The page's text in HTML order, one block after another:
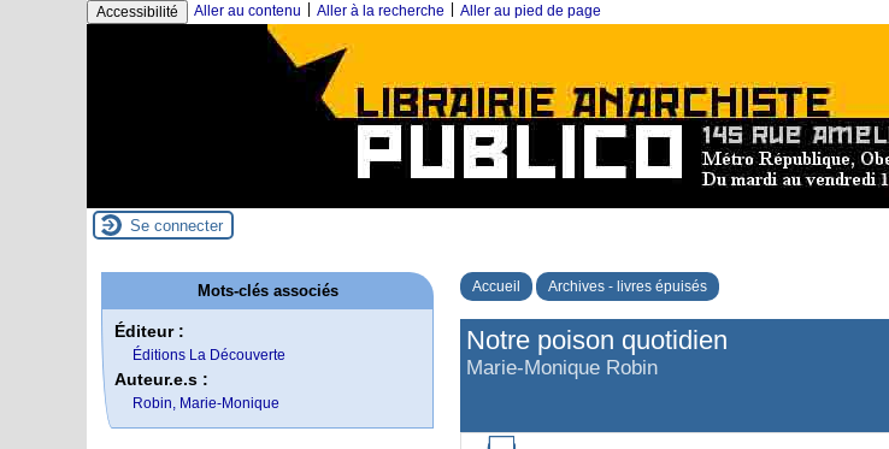
Accessibilité Aller au contenu Aller à la recherche Aller au pied de page
Se connecter
Accueil Archives - livres épuisés
Notre poison quotidien
Marie-Monique Robin
Mots-clés associés
Éditeur :
Éditions La Découverte
Auteur.e.s :
Robin, Marie-Monique